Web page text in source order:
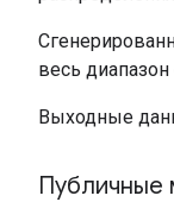
весь диапазон
Выходные
Публичные